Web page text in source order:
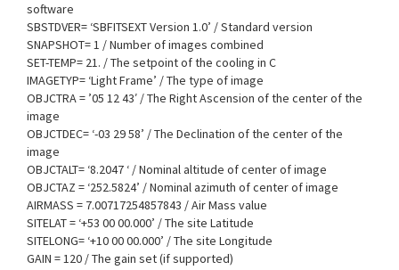
software
SBSTDVER= ‘SBFITSEXT Version 1.0’ / Standard version
SNAPSHOT= 1 / Number of images combined
SET-TEMP= 21. / The setpoint of the cooling in C
IMAGETYP= ‘Light Frame’ / The type of image
OBJCTRA = ’05 12 43′ / The Right Ascension of the center of the
image
OBJCTDEC= ‘-03 29 58’ / The Declination of the center of the
image
OBJCTALT= ‘8.2047 ‘ / Nominal altitude of center of image
OBJCTAZ = ‘252.5824’ / Nominal azimuth of center of image
AIRMASS = 7.00717254857843 / Air Mass value
SITELAT = ‘+53 00 00.000’ / The site Latitude
SITELONG= ‘+10 00 00.000’ / The site Longitude
GAIN = 120 / The gain set (if supported)